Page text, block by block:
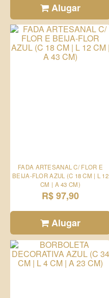
Alugar
FADA ARTESANAL C/ FLOR E
BEIJA-FLOR AZUL (C 18 CM | L 12
CM | A 43 CM)
R$ 97,90
Alugar